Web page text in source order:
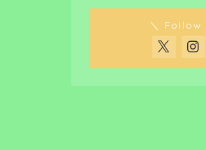
＼ Follow